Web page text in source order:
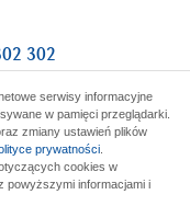
302
363 636serwisy informacyjne
w pamięci przeglądarki.
zmiany ustawień plików
prywatności
cookies w
powyższymi informacjami i